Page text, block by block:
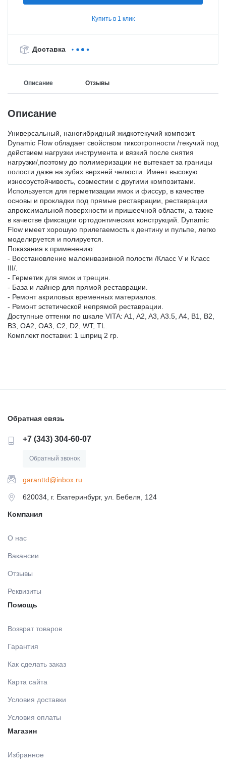
Купить в 1 клик
Доставка
Описание Отзывы
Описание
Универсальный, наногибридный жидкотекучий композит.
Dynamic Flow обладает свойством тиксотропности /текучий под
действием нагрузки инструмента и вязкий после снятия
нагрузки/,поэтому до полимеризации не вытекает за границы
полости даже на зубах верхней челюсти. Имеет высокую
износоустойчивость, совместим с другими композитами.
Используется для герметизации ямок и фиссур, в качестве
основы и прокладки под прямые реставрации, реставрации
апроксимальной поверхности и пришеечной области, а также
в качестве фиксации ортодонтических конструкций. Dynamic
Flow имеет хорошую прилегаемость к дентину и пульпе, легко
моделируется и полируется.
Показания к применению:
- Восстановление малоинвазивной полости /Класс V и Класс
III/.
- Герметик для ямок и трещин.
- База и лайнер для прямой реставрации.
- Ремонт акриловых временных материалов.
- Ремонт эстетической непрямой реставрации.
Доступные оттенки по шкале VITA: A1, A2, A3, A3.5, A4, B1, B2,
B3, OA2, OA3, C2, D2, WT, TL.
Комплект поставки: 1 шприц 2 гр.
Обратная связь
+7 (343) 304-60-07
Обратный звонок
garanttd@inbox.ru
620034, г. Екатеринбург, ул. Бебеля, 124
Компания
О нас
Вакансии
Отзывы
Реквизиты
Помощь
Возврат товаров
Гарантия
Как сделать заказ
Карта сайта
Условия доставки
Условия оплаты
Магазин
Избранное